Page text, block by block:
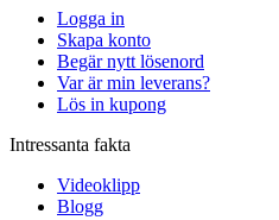
Logga in
Skapa konto
Begär nytt lösenord
Var är min leverans?
Lös in kupong
Intressanta fakta
Videoklipp
Blogg